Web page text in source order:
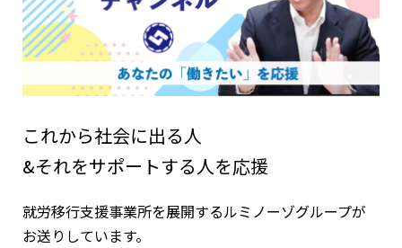
これから社会に出る人
&それをサポートする人を応援
就労移行支援事業所を展開するルミノーゾグループが
お送りしています。